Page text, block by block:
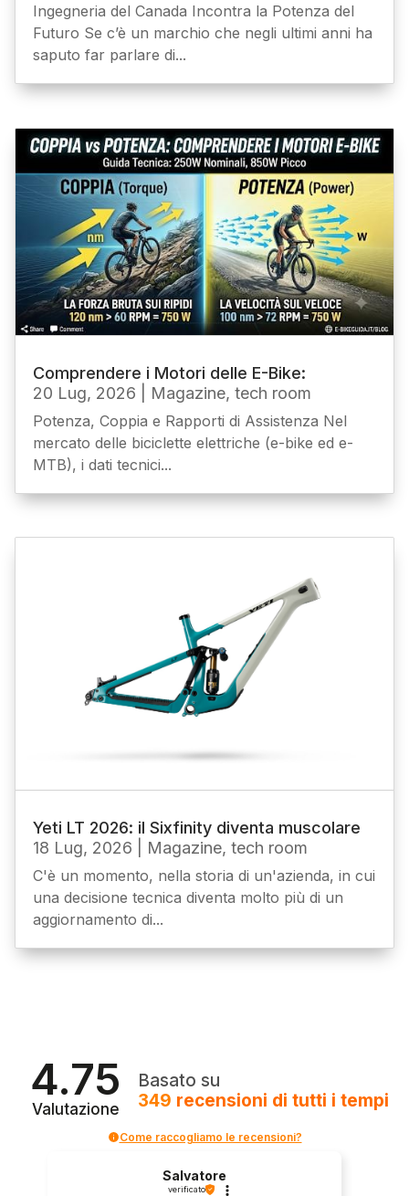
Ingegneria del Canada Incontra la Potenza del
Futuro Se c’è un marchio che negli ultimi anni ha
saputo far parlare di...
Comprendere i Motori delle E-Bike:
20 Lug, 2026
Magazine,tech room
Potenza, Coppia e Rapporti di Assistenza Nel
mercato delle biciclette elettriche (e-bike ed e-
MTB), i dati tecnici...
Yeti LT 2026: il Sixfinity diventa muscolare
18 Lug, 2026
Magazine,tech room
C'è un momento, nella storia di un'azienda, in cui
una decisione tecnica diventa molto più di un
aggiornamento di...
4.75
Valutazione
Basato su
349 recensioni di tutti i tempi
Come raccogliamo le recensioni?
Salvatore
verificato